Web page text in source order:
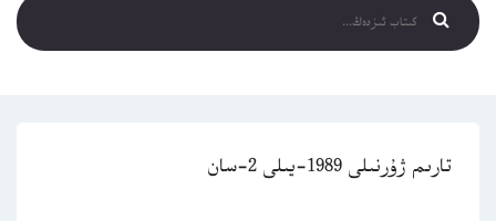
تارىم ژۇرنىلى 1989-يىلى 2-سان